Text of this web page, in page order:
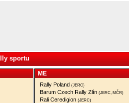
sportu
ME
Rally Poland (JERC)
Barum Czech Rally Zlín (JERC, MČR)
Rali Ceredigion (JERC)